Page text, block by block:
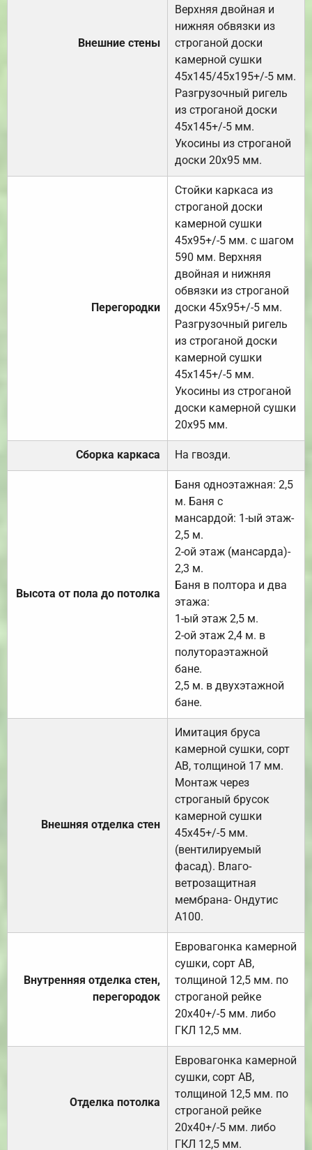
Внешние стены
Верхняя двойная и
нижняя обвязки из
строганой доски
камерной сушки
45х145/45х195+/-5 мм.
Разгрузочный ригель
из строганой доски
45х145+/-5 мм.
Укосины из строганой
доски 20х95 мм.
Перегородки
Стойки каркаса из
строганой доски
камерной сушки
45х95+/-5 мм. с шагом
590 мм. Верхняя
двойная и нижняя
обвязки из строганой
доски 45х95+/-5 мм.
Разгрузочный ригель
из строганой доски
камерной сушки
45х145+/-5 мм.
Укосины из строганой
доски камерной сушки
20х95 мм.
Сборка каркаса На гвозди.
Высота от пола до потолка
Баня одноэтажная: 2,5
м. Баня с
мансардой: 1-ый этаж-
2,5 м.
2-ой этаж (мансарда)-
2,3 м.
Баня в полтора и два
этажа:
1-ый этаж 2,5 м.
2-ой этаж 2,4 м. в
полутораэтажной
бане.
2,5 м. в двухэтажной
бане.
Внешняя отделка стен
Имитация бруса
камерной сушки, сорт
АВ, толщиной 17 мм.
Монтаж через
строганый брусок
камерной сушки
45х45+/-5 мм.
(вентилируемый
фасад). Влаго-
ветрозащитная
мембрана- Ондутис
А100.
Внутренняя отделка стен,
перегородок
Евровагонка камерной
сушки, сорт АВ,
толщиной 12,5 мм. по
строганой рейке
20х40+/-5 мм. либо
ГКЛ 12,5 мм.
Отделка потолка
Евровагонка камерной
сушки, сорт АВ,
толщиной 12,5 мм. по
строганой рейке
20х40+/-5 мм. либо
ГКЛ 12,5 мм.